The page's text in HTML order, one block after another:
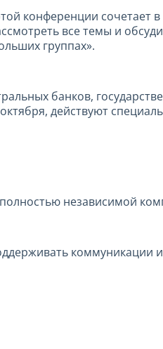
конференции сочетает
все темы и
группах».
банков,
действуют
независимой
коммуникации